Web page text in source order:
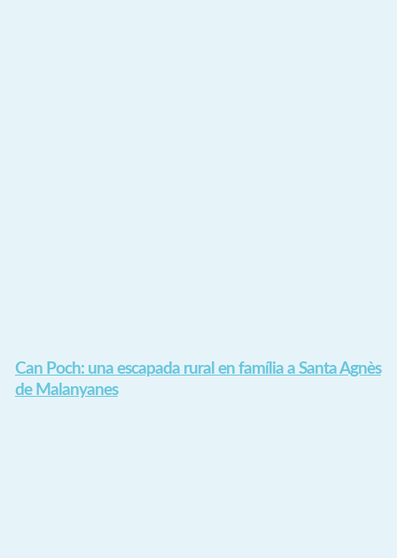
Can Poch: una escapada rural en família a Santa Agnès
de Malanyanes